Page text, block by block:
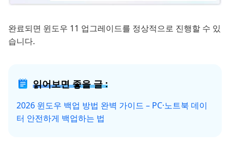
완료되면 윈도우 11 업그레이드를 정상적으로 진행할 수 있
습니다.
읽어보면 좋을 글 :
2026 윈도우 백업 방법 완벽 가이드 – PC·노트북 데이
터 안전하게 백업하는 법